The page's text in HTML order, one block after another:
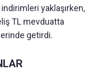
indirimleri yaklaşırken,
TL mevduatta
getirdi.